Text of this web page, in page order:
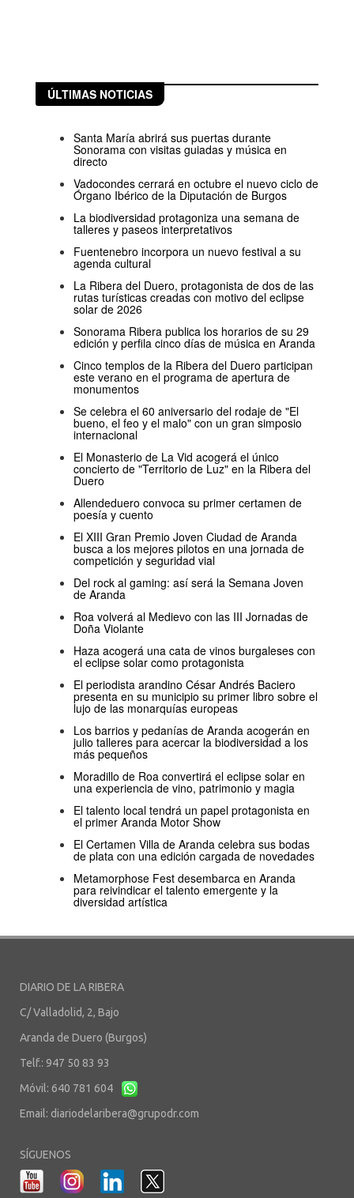
ÚLTIMAS NOTICIAS
Santa María abrirá sus puertas durante
Sonorama con visitas guiadas y música en
directo
Vadocondes cerrará en octubre el nuevo ciclo de
Órgano Ibérico de la Diputación de Burgos
La biodiversidad protagoniza una semana de
talleres y paseos interpretativos
Fuentenebro incorpora un nuevo festival a su
agenda cultural
La Ribera del Duero, protagonista de dos de las
rutas turísticas creadas con motivo del eclipse
solar de 2026
Sonorama Ribera publica los horarios de su 29
edición y perfila cinco días de música en Aranda
Cinco templos de la Ribera del Duero participan
este verano en el programa de apertura de
monumentos
Se celebra el 60 aniversario del rodaje de "El
bueno, el feo y el malo" con un gran simposio
internacional
El Monasterio de La Vid acogerá el único
concierto de "Territorio de Luz" en la Ribera del
Duero
Allendeduero convoca su primer certamen de
poesía y cuento
El XIII Gran Premio Joven Ciudad de Aranda
busca a los mejores pilotos en una jornada de
competición y seguridad vial
Del rock al gaming: así será la Semana Joven
de Aranda
Roa volverá al Medievo con las III Jornadas de
Doña Violante
Haza acogerá una cata de vinos burgaleses con
el eclipse solar como protagonista
El periodista arandino César Andrés Baciero
presenta en su municipio su primer libro sobre el
lujo de las monarquías europeas
Los barrios y pedanías de Aranda acogerán en
julio talleres para acercar la biodiversidad a los
más pequeños
Moradillo de Roa convertirá el eclipse solar en
una experiencia de vino, patrimonio y magia
El talento local tendrá un papel protagonista en
el primer Aranda Motor Show
El Certamen Villa de Aranda celebra sus bodas
de plata con una edición cargada de novedades
Metamorphose Fest desembarca en Aranda
para reivindicar el talento emergente y la
diversidad artística
DIARIO DE LA RIBERA
C/ Valladolid, 2, Bajo
Aranda de Duero (Burgos)
Telf.: 947 50 83 93
Móvil: 640 781 604
Email: diariodelaribera@grupodr.com
SÍGUENOS